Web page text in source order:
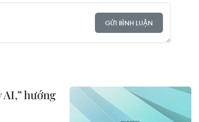
GỬI BÌNH LUẬN
hướng